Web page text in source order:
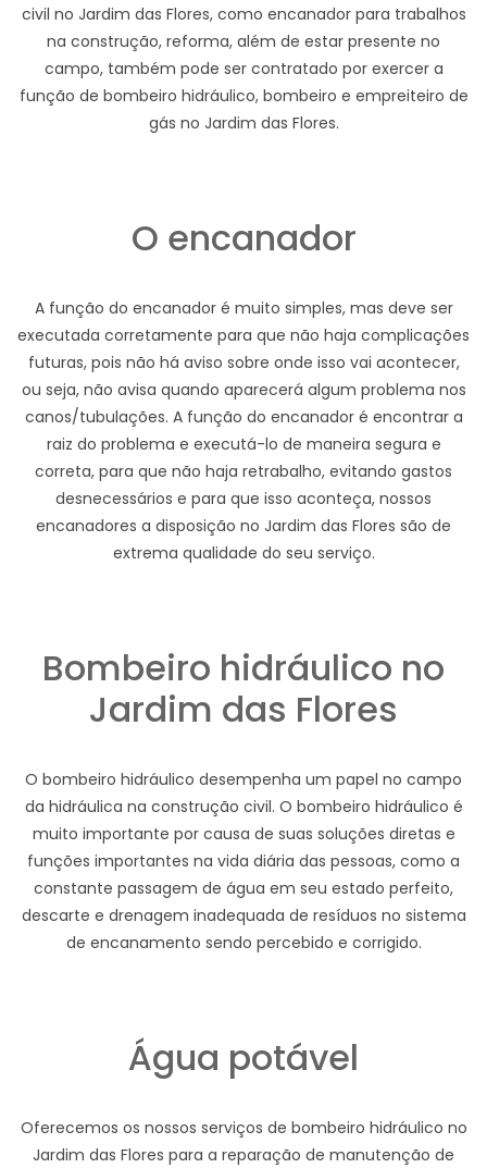
civil no Jardim das Flores, como encanador para trabalhos
na construção, reforma, além de estar presente no
campo, também pode ser contratado por exercer a
função de bombeiro hidráulico, bombeiro e empreiteiro de
gás no Jardim das Flores.
O encanador
A função do encanador é muito simples, mas deve ser
executada corretamente para que não haja complicações
futuras, pois não há aviso sobre onde isso vai acontecer,
ou seja, não avisa quando aparecerá algum problema nos
canos/tubulações. A função do encanador é encontrar a
raiz do problema e executá-lo de maneira segura e
correta, para que não haja retrabalho, evitando gastos
desnecessários e para que isso aconteça, nossos
encanadores a disposição no Jardim das Flores são de
extrema qualidade do seu serviço.
Bombeiro hidráulico no
Jardim das Flores
O bombeiro hidráulico desempenha um papel no campo
da hidráulica na construção civil. O bombeiro hidráulico é
muito importante por causa de suas soluções diretas e
funções importantes na vida diária das pessoas, como a
constante passagem de água em seu estado perfeito,
descarte e drenagem inadequada de resíduos no sistema
de encanamento sendo percebido e corrigido.
Água potável
Oferecemos os nossos serviços de bombeiro hidráulico no
Jardim das Flores para a reparação de manutenção de